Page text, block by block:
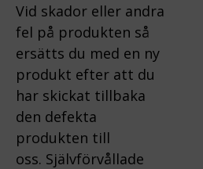
Vid skador eller andra
fel på produkten så
ersätts du med en ny
produkt efter att du
har skickat tillbaka
den defekta
produkten till
oss. Självförvållade